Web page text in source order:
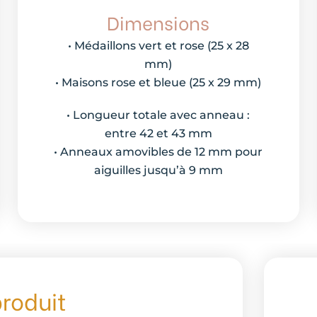
Dimensions
• Médaillons vert et rose (25 x 28
mm)
• Maisons rose et bleue (25 x 29 mm)
• Longueur totale avec anneau :
entre 42 et 43 mm
• Anneaux amovibles de 12 mm pour
aiguilles jusqu’à 9 mm